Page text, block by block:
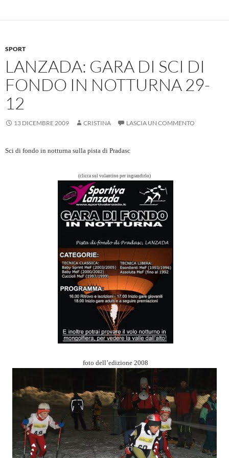
o
k
A
g
vi
SPORT
LANZADA: GARA DI SCI DI
FONDO IN NOTTURNA 29-
12
13 DICEMBRE 2009 CRISTINA LASCIA UN COMMENTO
Sci di fondo in notturna sulla pista di Pradasc
(clicca sul volantino per ingrandirlo)
foto dell’edizione 2008